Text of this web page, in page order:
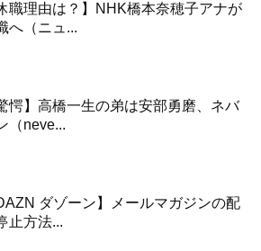
職理由は？】NHK橋本奈穂子アナが
へ（ニュ...
愕】高橋一生の弟は安部勇磨、ネバ
（neve...
ダゾーン】メールマガジンの配
止方法...